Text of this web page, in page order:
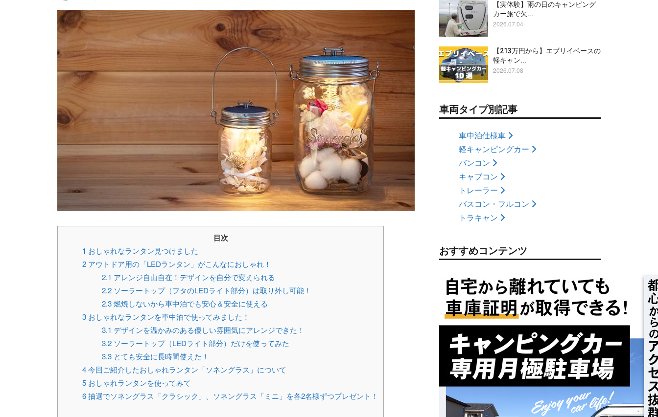
目次
1 おしゃれなランタン見つけました
2 アウトドア用の「LEDランタン」がこんなにおしゃれ！
2.1 アレンジ自由自在！デザインを自分で変えられる
2.2 ソーラートップ（フタのLEDライト部分）は取り外し可能！
2.3燃焼しないから車中泊でも安心＆安全に使える
3 おしゃれなランタンを車中泊で使ってみました！
3.1 デザインを温かみのある優しい雰囲気にアレンジできた！
3.2 ソーラートップ（LEDライト部分）だけを使ってみた
3.3 とても安全に長時間使えた！
4今回ご紹介したおしゃれランタン「ソネングラス」について
5 おしゃれランタンを使ってみて
6抽選でソネングラス「クラシック」、ソネングラス「ミニ」を各2名様ずつプレゼント！
【実体験】雨の日のキャンピング
カー旅で欠...
2026.07.04
【213万円から】エブリイベースの
軽キャン...
2026.07.08
車両タイプ別記事
車中泊仕様車
軽キャンピングカー
バンコン
キャブコン
トレーラー
バスコン・フルコン
トラキャン
おすすめコンテンツ